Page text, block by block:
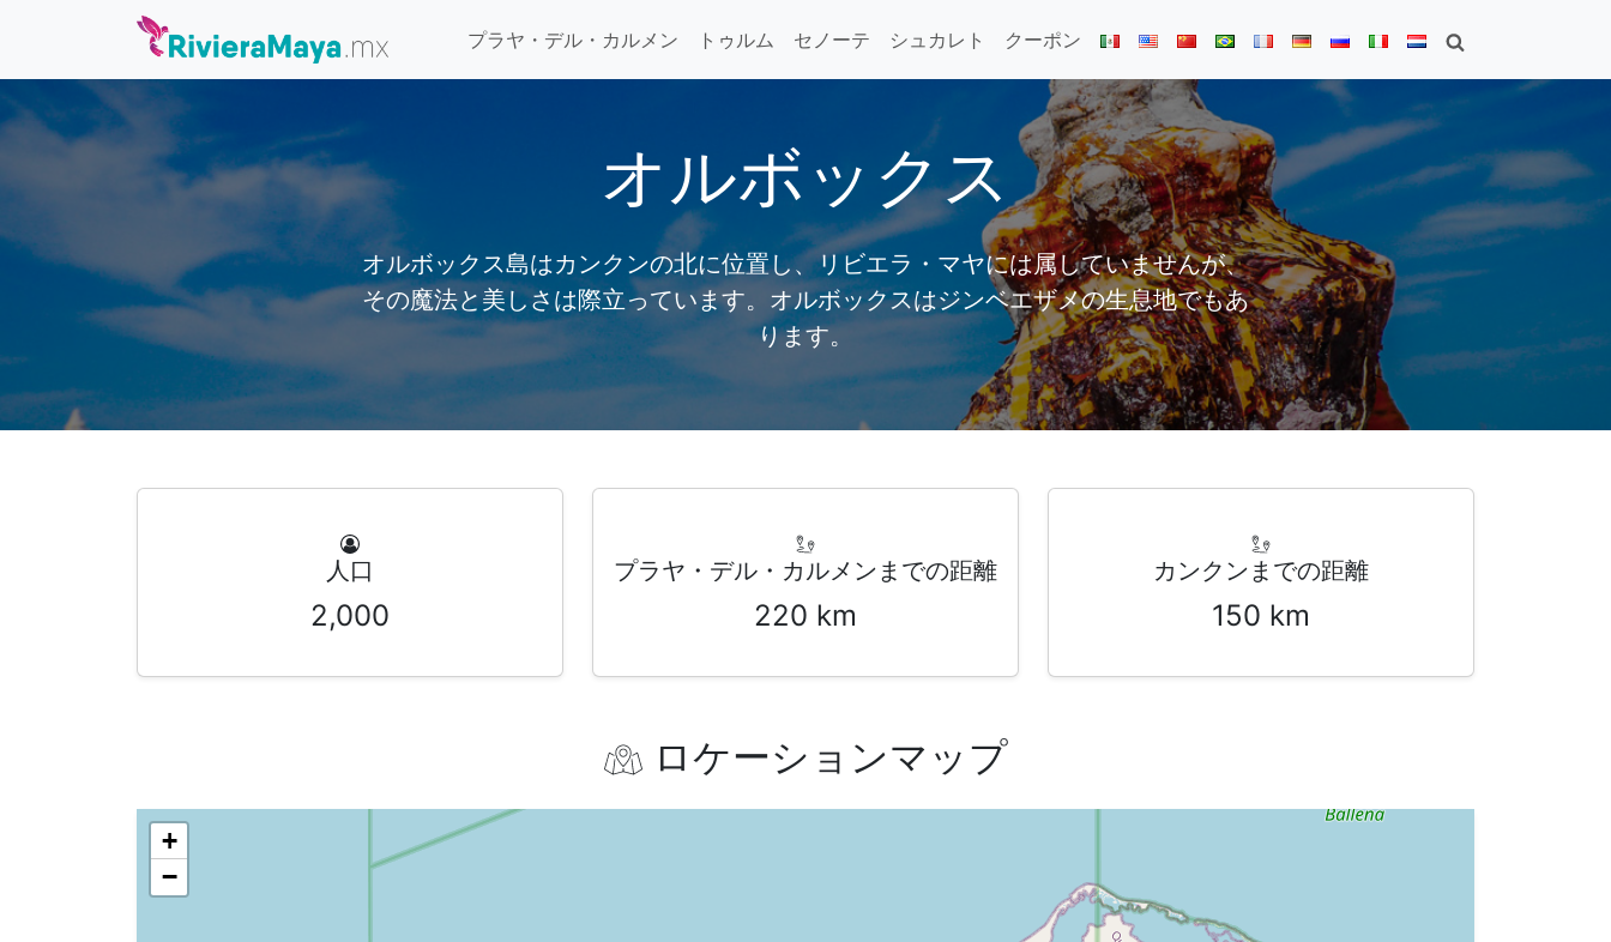
プラヤ・デル・カルメン トゥルム セノーテ シュカレト クーポン
オルボックス
オルボックス島はカンクンの北に位置し、リビエラ・マヤには属していませんが、
その魔法と美しさは際立っています。オルボックスはジンベエザメの生息地でもあ
ります。
人口
2,000
プラヤ・デル・カルメンまでの距離
220 km
カンクンまでの距離
150 km
ロケーションマップ
+
−